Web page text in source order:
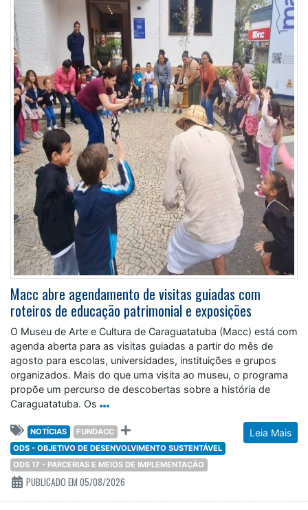
Macc abre agendamento de visitas guiadas com
roteiros de educação patrimonial e exposições
O Museu de Arte e Cultura de Caraguatatuba (Macc) está com
agenda aberta para as visitas guiadas a partir do mês de
agosto para escolas, universidades, instituições e grupos
organizados. Mais do que uma visita ao museu, o programa
propõe um percurso de descobertas sobre a história de
Caraguatatuba. Os
Leia Mais
NOTÍCIAS
FUNDACC
ODS - OBJETIVO DE DESENVOLVIMENTO SUSTENTÁVEL
ODS 17 - PARCERIAS E MEIOS DE IMPLEMENTAÇÃO
PUBLICADO EM 05/08/2026